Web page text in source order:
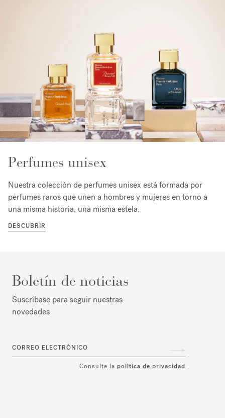
Perfumes unisex
Nuestra colección de perfumes unisex está formada por
perfumes raros que unen a hombres y mujeres en torno a
una misma historia, una misma estela.
DESCUBRIR
Boletín de noticias
Suscríbase para seguir nuestras
novedades
CORREO ELECTRÓNICO
Consulte la política de privacidad